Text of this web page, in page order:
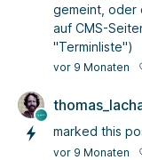
gemeint, oder
auf CMS-
"Terminliste")
vor 9 Monaten
marked this
vor 9 Monaten